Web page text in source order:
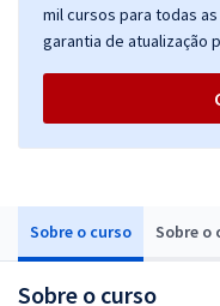
Sobre o curso Sobre o
Sobre o curso
mil cursos para todas
garantia de atualização